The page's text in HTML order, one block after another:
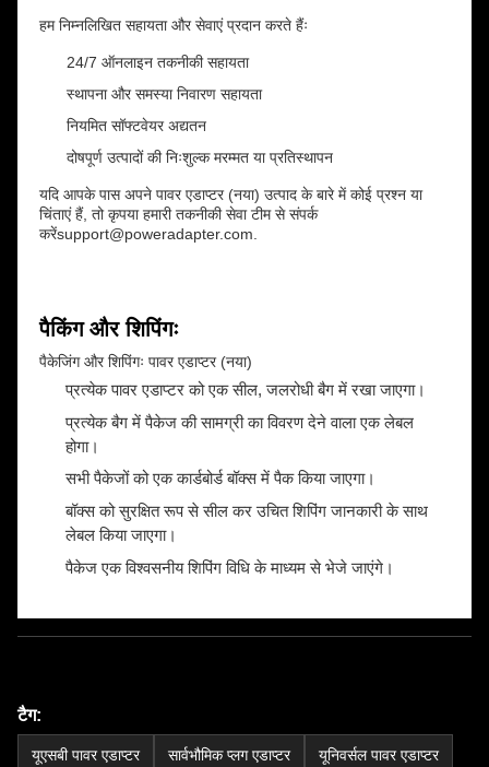
हम निम्नलिखित सहायता और सेवाएं प्रदान करते हैंः
24/7 ऑनलाइन तकनीकी सहायता
स्थापना और समस्या निवारण सहायता
नियमित सॉफ्टवेयर अद्यतन
दोषपूर्ण उत्पादों की निःशुल्क मरम्मत या प्रतिस्थापन
यदि आपके पास अपने पावर एडाप्टर (नया) उत्पाद के बारे में कोई प्रश्न या
चिंताएं हैं, तो कृपया हमारी तकनीकी सेवा टीम से संपर्क
करेंsupport@poweradapter.com
पैकिंग और शिपिंगः
पैकेजिंग और शिपिंगः पावर एडाप्टर (नया)
प्रत्येक पावर एडाप्टर को एक सील, जलरोधी बैग में रखा जाएगा।
प्रत्येक बैग में पैकेज की सामग्री का विवरण देने वाला एक लेबल
होगा।
सभी पैकेजों को एक कार्डबोर्ड बॉक्स में पैक किया जाएगा।
बॉक्स को सुरक्षित रूप से सील कर उचित शिपिंग जानकारी के साथ
लेबल किया जाएगा।
पैकेज एक विश्वसनीय शिपिंग विधि के माध्यम से भेजे जाएंगे।
टैग:
यूएसबी पावर एडाप्टर सार्वभौमिक प्लग एडाप्टर यूनिवर्सल पावर एडाप्टर